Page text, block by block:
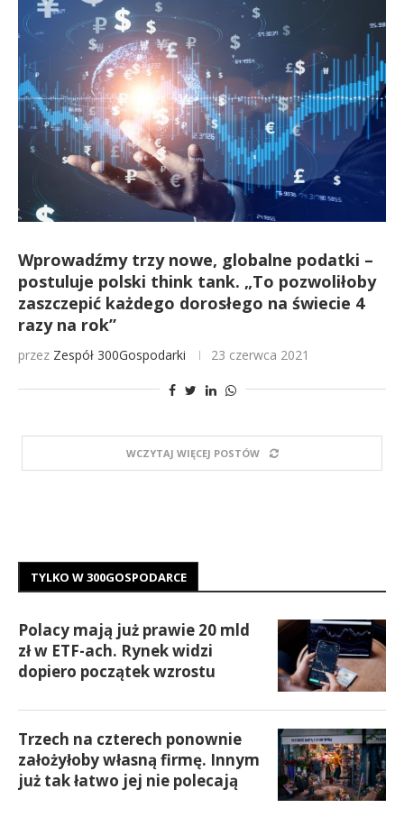
Wprowadźmy trzy nowe, globalne podatki –
postuluje polski think tank. „To pozwoliłoby
zaszczepić każdego dorosłego na świecie 4
razy na rok”
przez Zespół 300Gospodarki 23 czerwca 2021
WCZYTAJ WIĘCEJ POSTÓW
TYLKO W 300GOSPODARCE
Polacy mają już prawie 20 mld
zł w ETF-ach. Rynek widzi
dopiero początek wzrostu
Trzech na czterech ponownie
założyłoby własną firmę. Innym
już tak łatwo jej nie polecają